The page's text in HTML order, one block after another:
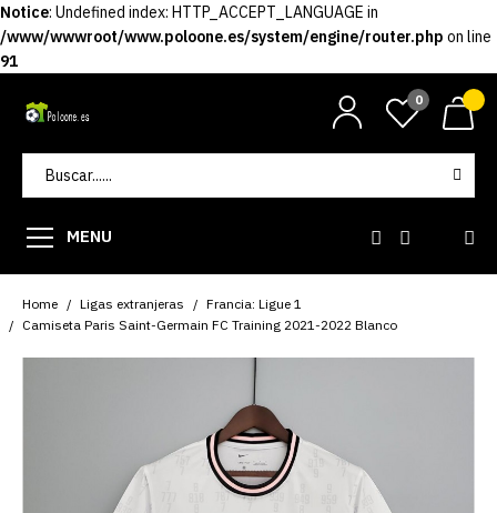
Notice: Undefined index: HTTP_ACCEPT_LANGUAGE in
/www/wwwroot/www.poloone.es/system/engine/router.php on line
91
0
MENU
Home Ligas extranjeras
Francia: Ligue 1
Camiseta Paris Saint-Germain FC Training 2021-2022 Blanco